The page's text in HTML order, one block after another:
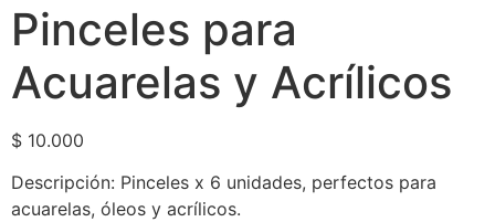
Pinceles para
Acuarelas y Acrílicos
$ 10.000
Descripción: Pinceles x 6 unidades, perfectos para
acuarelas, óleos y acrílicos.